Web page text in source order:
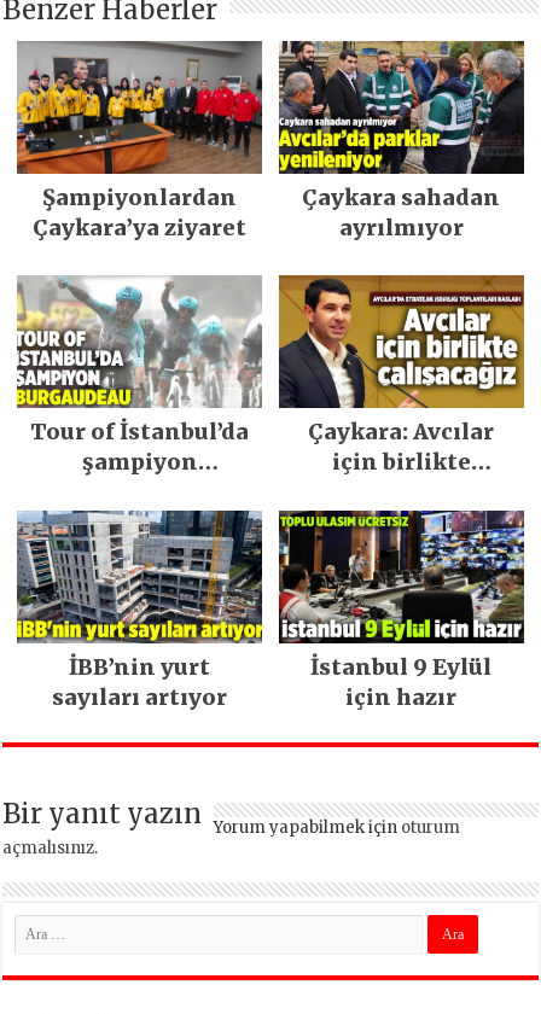
Benzer Haberler
Şampiyonlardan
Çaykara’ya ziyaret
Çaykara sahadan
ayrılmıyor
Tour of İstanbul’da
şampiyon
Çaykara: Avcılar
için birlikte
İBB’nin yurt
sayıları artıyor
İstanbul 9 Eylül
için hazır
Bir yanıt yazın Yorum yapabilmek için oturum
açmalısınız.